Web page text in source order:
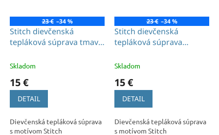
23 € –34 %
Stitch dievčenská
tepláková súprava tmavo
Skladom
15 €
DETAIL
Dievčenská tepláková súprava
s motívom Stitch
23 € –34 %
Stitch dievčenská
tepláková súprava
Skladom
15 €
DETAIL
Dievčenská tepláková súprava
s motívom Stitch